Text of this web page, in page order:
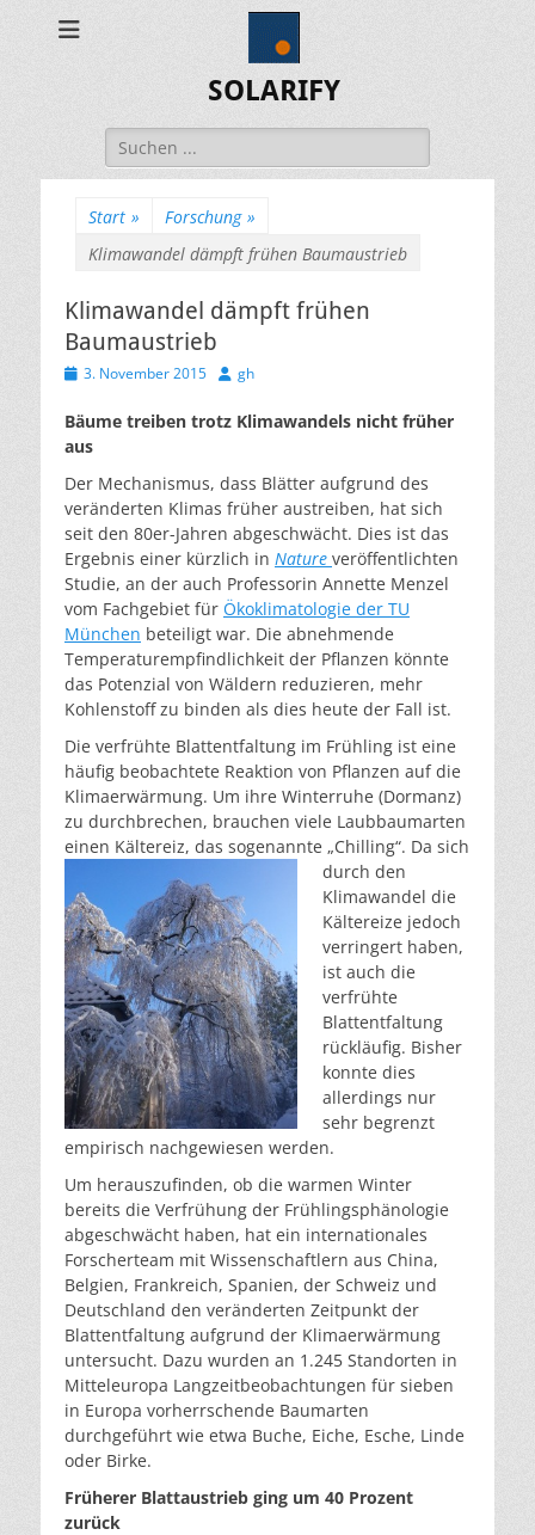
SOLARIFY
Suchen
nach:
Start » Forschung »
Klimawandel dämpft frühen Baumaustrieb
Klimawandel dämpft frühen
Baumaustrieb
Veröffentlicht
3. November 2015 Autor
gh
Bäume treiben trotz Klimawandels nicht früher
aus
Der Mechanismus, dass Blätter aufgrund des
veränderten Klimas früher austreiben, hat sich
seit den 80er-Jahren abgeschwächt. Dies ist das
Ergebnis einer kürzlich in Nature veröffentlichten
Studie, an der auch Professorin Annette Menzel
vom Fachgebiet für Ökoklimatologie der TU
München beteiligt war. Die abnehmende
Temperaturempfindlichkeit der Pflanzen könnte
das Potenzial von Wäldern reduzieren, mehr
Kohlenstoff zu binden als dies heute der Fall ist.
Die verfrühte Blattentfaltung im Frühling ist eine
häufig beobachtete Reaktion von Pflanzen auf die
Klimaerwärmung. Um ihre Winterruhe (Dormanz)
zu durchbrechen, brauchen viele Laubbaumarten
einen Kältereiz, das sogenannte „Chilling“. Da sich
durch den
Klimawandel die
Kältereize jedoch
verringert haben,
ist auch die
verfrühte
Blattentfaltung
rückläufig. Bisher
konnte dies
allerdings nur
sehr begrenzt
empirisch nachgewiesen werden.
Um herauszufinden, ob die warmen Winter
bereits die Verfrühung der Frühlingsphänologie
abgeschwächt haben, hat ein internationales
Forscherteam mit Wissenschaftlern aus China,
Belgien, Frankreich, Spanien, der Schweiz und
Deutschland den veränderten Zeitpunkt der
Blattentfaltung aufgrund der Klimaerwärmung
untersucht. Dazu wurden an 1.245 Standorten in
Mitteleuropa Langzeitbeobachtungen für sieben
in Europa vorherrschende Baumarten
durchgeführt wie etwa Buche, Eiche, Esche, Linde
oder Birke.
Früherer Blattaustrieb ging um 40 Prozent
zurück